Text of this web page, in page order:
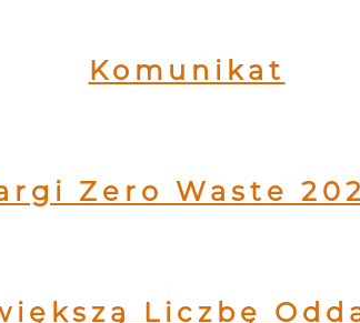
Komunikat
Zero Waste
Liczbę